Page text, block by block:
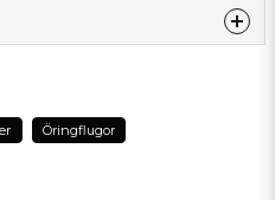
produkten...
Öringflugor